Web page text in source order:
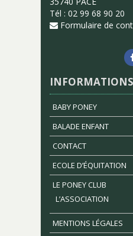
Tél : 02 99 68 90 20
Formulaire de
BABY PONEY
BALADE ENFANT
CONTACT
ECOLE D’ÉQUITATION
LE PONEY CLUB
L’ASSOCIATION
MENTIONS LÉGALES